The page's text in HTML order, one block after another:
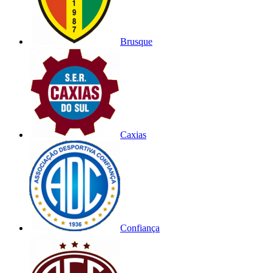
Brusque
Caxias
Confiança